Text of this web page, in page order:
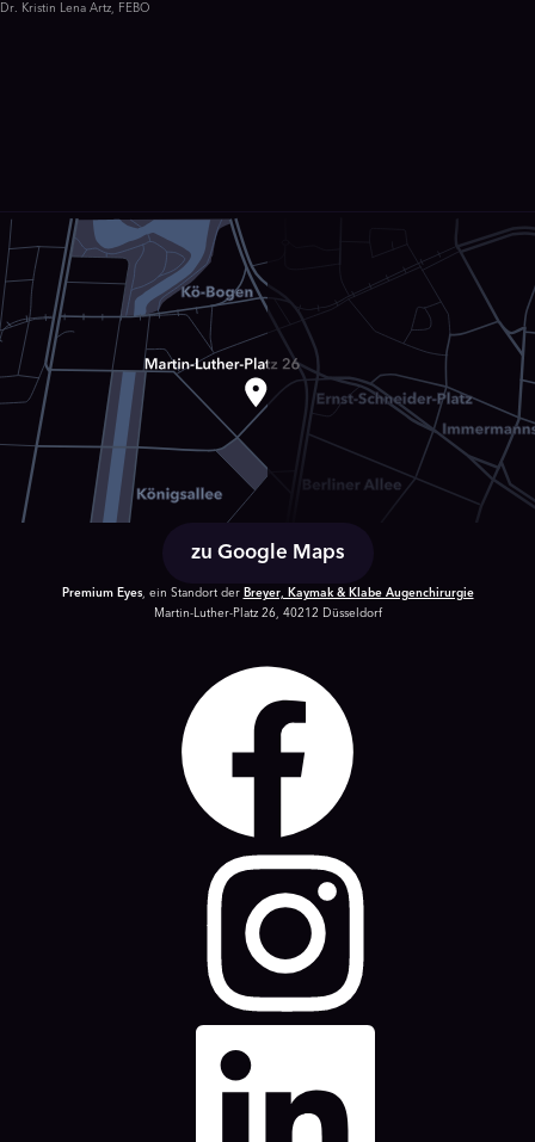
Dr. Kristin Lena Artz, FEBO
zu Google Maps
Premium Eyes, ein Standort der Breyer, Kaymak & Klabe Augenchirurgie
Martin-Luther-Platz 26, 40212 Düsseldorf